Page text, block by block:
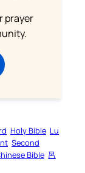
prayer
Holy Bible Lu
Second
Bible 呂